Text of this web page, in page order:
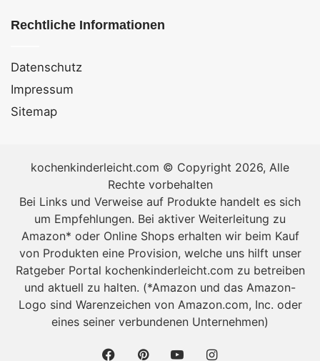
Rechtliche Informationen
Datenschutz
Impressum
Sitemap
kochenkinderleicht.com © Copyright 2026, Alle
Rechte vorbehalten
Bei Links und Verweise auf Produkte handelt es sich
um Empfehlungen. Bei aktiver Weiterleitung zu
Amazon* oder Online Shops erhalten wir beim Kauf
von Produkten eine Provision, welche uns hilft unser
Ratgeber Portal kochenkinderleicht.com zu betreiben
und aktuell zu halten. (*Amazon und das Amazon-
Logo sind Warenzeichen von Amazon.com, Inc. oder
eines seiner verbundenen Unternehmen)
Facebook
PinterestYouTubeInstagram